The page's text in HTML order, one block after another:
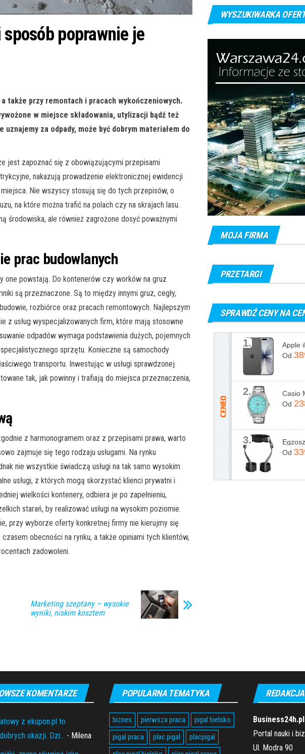
poprawnie je
także przy remontach i pracach wykończeniowych.
w miejsce składowania, utylizacji bądź też
za odpady, może być dobrym materiałem do
jest zapoznać się z obowiązującymi przepisami
nakazują prowadzenie elektronicznej ewidencji
Nie wszyscy stosują się do tych przepisów, o
na które można trafić na polach czy na skrajach lasu.
środowiska, ale również zagrożone dosyć poważnymi
prac budowlanych
one powstają. Do kontenerów czy worków na gruz
są przeznaczone. Są to między innymi gruz, cegły,
rozbiórce oraz pracach remontowych. Najlepszym
z usług wyspecjalizowanych firm, które mają stosowne
odpadów wymaga podstawienia dużych, pojemnych
sprzętu. Konieczne są samochody
transportu. Inwestując w usługi sprawdzonej
tak, jak powinny i trafiają do miejsca przeznaczenia,
z harmonogramem oraz z przepisami prawa, warto
zajmuje się tego rodzaju usługami. Na rynku
nie wszystkie świadczą usługi na tak samo wysokim
usługi, z których mogą skorzystać klienci prywatni i
wielkości kontenery, odbiera je po zapełnieniu,
starań, by realizować usługi na wysokim poziomie.
przy wyborze oferty konkretnej firmy nie kierujmy się
obecności na rynku, a także opiniami tych klientów,
zadowoleni.
Marketing szeptany – wysokie
wyniki, niskim kosztem
WYSZUKIWARKA
MOJA FIRMA
PRZETARGI
SPRAWDŹ CENY NA
1.
Od
2.
Od
3.
Od
KOMENTARZE
z ekupon.pl to
okazji. Dzi... - Milena
POPULARNA TEMATYKA
biznes pierwsza praca
pigal bielsko
pigal praca
plac pigal
placpigal
REDAKCJA
Business24h.pl
Portal nauki i
Ul. Modra 90